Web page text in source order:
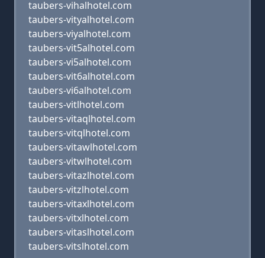
taubers-vihalhotel.com
taubers-vityalhotel.com
taubers-viyalhotel.com
taubers-vit5alhotel.com
taubers-vi5alhotel.com
taubers-vit6alhotel.com
taubers-vi6alhotel.com
taubers-vitlhotel.com
taubers-vitaqlhotel.com
taubers-vitqlhotel.com
taubers-vitawlhotel.com
taubers-vitwlhotel.com
taubers-vitazlhotel.com
taubers-vitzlhotel.com
taubers-vitaxlhotel.com
taubers-vitxlhotel.com
taubers-vitaslhotel.com
taubers-vitslhotel.com